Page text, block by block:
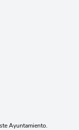
Ayuntamiento.